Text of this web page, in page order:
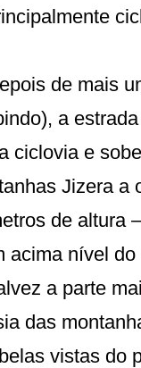
de mais
a
ciclovia e
Jizera a
de altura
acima nível
a parte
das
vistas do